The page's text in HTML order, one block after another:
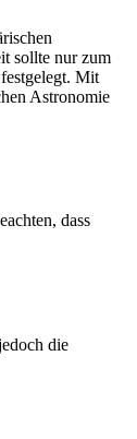
sollte nur zum
Mit
Astronomie
dass
die